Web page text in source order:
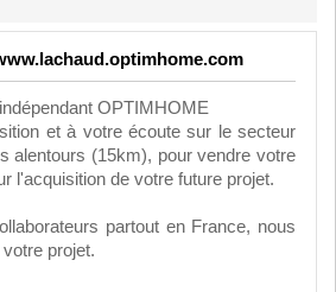
OPTIMHOME
et à votre écoute sur le secteur
alentours (15km), pour vendre votre
l'acquisition de votre future projet.
partout en France, nous
projet.